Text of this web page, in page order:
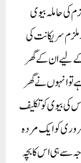
کی حاملہ بیوی
سریکانت کی
تفتیش کے لیے ان کے گھر
تو انہوں نے گھر
کی بیوی کو تکلیف
اسے اسپتال لے جایا گیا، جہاں اس نے 18 فروری کو ایک مردہ
سے ہی اس کا بچہ